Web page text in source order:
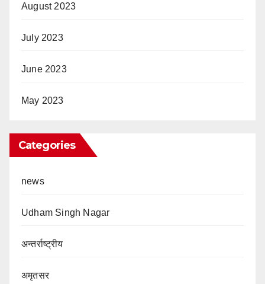
August 2023
July 2023
June 2023
May 2023
Categories
news
Udham Singh Nagar
अन्तर्राष्ट्रीय
अमृतसर